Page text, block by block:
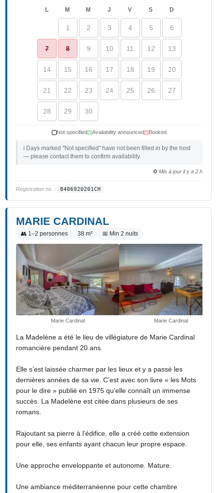
L M M J V S D
1 2 3 4 5 6
7 8 9 10 11 12 13
14 15 16 17 18 19 20
21 22 23 24 25 26 27
28 29 30
Not specified Availability announced Booked
ℹ️ Days marked "Not specified" have not been filled in by the host
— please contact them to confirm availability.
🔄 Mis à jour il y a 2 h
Registration no. : 8406920201CH
MARIE CARDINAL
👥 1–2 personnes 38 m² 📅 Min 2 nuits
Marie Cardinal Marie Cardinal
La Madelène a été le lieu de villégiature de Marie Cardinal
romancière pendant 20 ans.
Elle s’est laissée charmer par les lieux et y a passé les
dernières années de sa vie. C’est avec son livre « les Mots
pour le dire » publié en 1975 qu’elle connaît un immense
succès. La Madelène est citée dans plusieurs de ses
romans.
Rajoutant sa pierre à l’édifice, elle a créé cette extension
pour elle, ses enfants ayant chacun leur propre espace.
Une approche enveloppante et autonome. Mature.
Une ambiance méditerranéenne pour cette chambre